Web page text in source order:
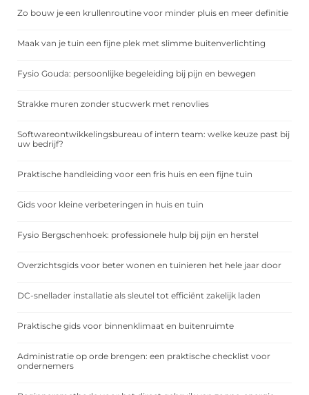
Zo bouw je een krullenroutine voor minder pluis en meer definitie
Maak van je tuin een fijne plek met slimme buitenverlichting
Fysio Gouda: persoonlijke begeleiding bij pijn en bewegen
Strakke muren zonder stucwerk met renovlies
Softwareontwikkelingsbureau of intern team: welke keuze past bij
uw bedrijf?
Praktische handleiding voor een fris huis en een fijne tuin
Gids voor kleine verbeteringen in huis en tuin
Fysio Bergschenhoek: professionele hulp bij pijn en herstel
Overzichtsgids voor beter wonen en tuinieren het hele jaar door
DC-snellader installatie als sleutel tot efficiënt zakelijk laden
Praktische gids voor binnenklimaat en buitenruimte
Administratie op orde brengen: een praktische checklist voor
ondernemers